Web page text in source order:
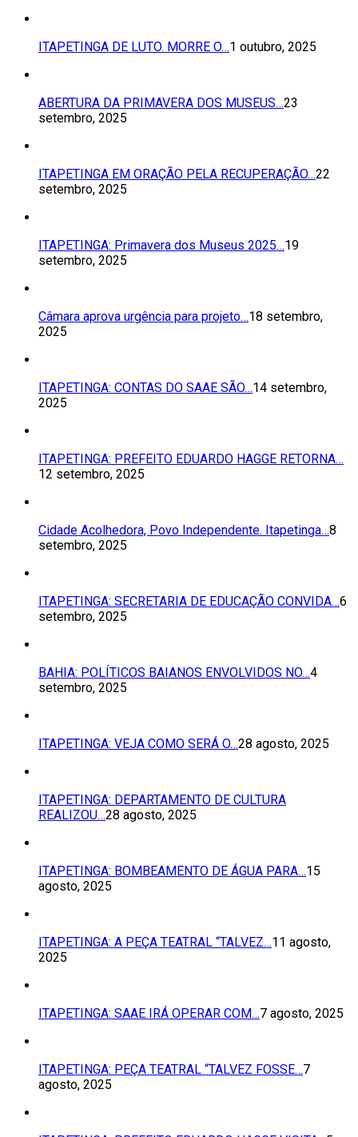
ITAPETINGA DE LUTO. MORRE O…1 outubro, 2025
ABERTURA DA PRIMAVERA DOS MUSEUS…23
setembro, 2025
ITAPETINGA EM ORAÇÃO PELA RECUPERAÇÃO…22
setembro, 2025
ITAPETINGA: Primavera dos Museus 2025…19
setembro, 2025
Câmara aprova urgência para projeto…18 setembro,
2025
ITAPETINGA: CONTAS DO SAAE SÃO…14 setembro,
2025
ITAPETINGA: PREFEITO EDUARDO HAGGE RETORNA…
12 setembro, 2025
Cidade Acolhedora, Povo Independente. Itapetinga…8
setembro, 2025
ITAPETINGA: SECRETARIA DE EDUCAÇÃO CONVIDA…6
setembro, 2025
BAHIA: POLÍTICOS BAIANOS ENVOLVIDOS NO…4
setembro, 2025
ITAPETINGA: VEJA COMO SERÁ O…28 agosto, 2025
ITAPETINGA: DEPARTAMENTO DE CULTURA
REALIZOU…28 agosto, 2025
ITAPETINGA: BOMBEAMENTO DE ÁGUA PARA…15
agosto, 2025
ITAPETINGA: A PEÇA TEATRAL “TALVEZ…11 agosto,
2025
ITAPETINGA: SAAE IRÁ OPERAR COM…7 agosto, 2025
ITAPETINGA: PEÇA TEATRAL “TALVEZ FOSSE…7
agosto, 2025